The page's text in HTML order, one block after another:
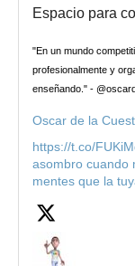
Espacio para
"En un mundo
profesionalmente y
enseñando." -
Oscar de la
https://t.co/
asombro cuando
mentes que la